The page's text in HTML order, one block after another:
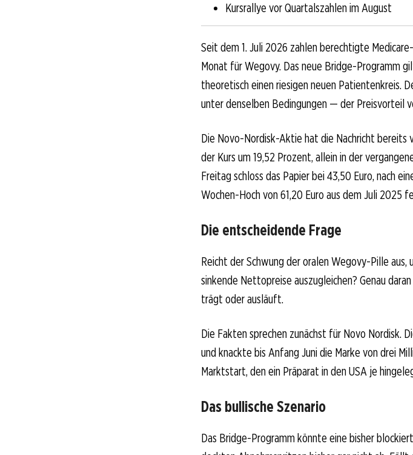
Kursrallye vor Quartalszahlen im August
Seit dem 1. Juli 2026 zahlen berechtigte
Monat für Wegovy. Das neue Bridge-Programm
theoretisch einen riesigen neuen Patientenkreis.
unter denselben Bedingungen — der Preisvorteil
Die Novo-Nordisk-Aktie hat die Nachricht
der Kurs um 19,52 Prozent, allein in der
Freitag schloss das Papier bei 43,50 Euro, nach
Wochen-Hoch von 61,20 Euro aus dem Juli 2025
Die entscheidende Frage
Reicht der Schwung der oralen Wegovy-Pille
sinkende Nettopreise auszugleichen? Genau
trägt oder ausläuft.
Die Fakten sprechen zunächst für Novo Nordisk.
und knackte bis Anfang Juni die Marke von drei
Marktstart, den ein Präparat in den USA je
Das bullische Szenario
Das Bridge-Programm könnte eine bisher